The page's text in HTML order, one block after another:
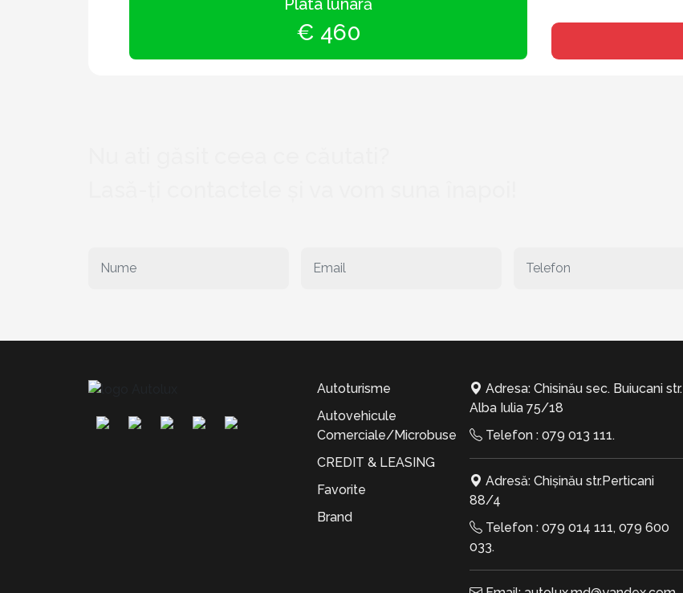
Plata lunară
€ 460
Autoturisme
Autovehicule
Comerciale/Microbuse
CREDIT & LEASING
Favorite
Brand
Adresa: Chisinău sec. Buiucani str.
Alba Iulia 75/18
Telefon : 079 013 111.
Adresă: Chișinău str.Perticani
88/4
Telefon : 079 014 111, 079 600
033.